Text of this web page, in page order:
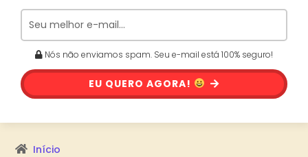
Nós não enviamos spam. Seu e-mail está 100% seguro!
EU QUERO AGORA!
Início